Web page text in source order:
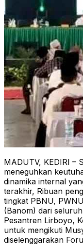
MADUTV, KEDIRI –
meneguhkan
dinamika internal
terakhir, Ribuan
tingkat PBNU,
(Banom) dari
Pesantren Lirboyo,
untuk mengikuti
diselenggarakan